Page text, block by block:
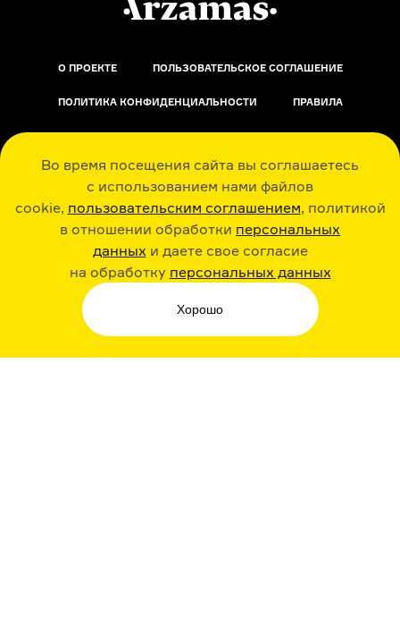
Во время посещения сайта вы соглашаетесь
с использованием нами файлов
cookie, пользовательским соглашением, политикой
в отношении обработки персональных
данных и даете свое согласие
на обработку персональных данных
Хорошо
О ПРОЕКТЕ ПОЛЬЗОВАТЕЛЬСКОЕ СОГЛАШЕНИЕ
ПОЛИТИКА КОНФИДЕНЦИАЛЬНОСТИ ПРАВИЛА
ОБРАТНАЯ СВЯЗЬ
РАДИО ARZAMAS ГУСЬГУСЬ
СТИКЕРЫ ARZAMAS